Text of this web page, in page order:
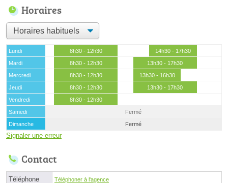
Horaires
Lundi 8h30 - 12h30
14h30 - 17h30
Mardi
8h30 - 12h30
13h30 - 17h30
Mercredi
8h30 - 12h30
13h30 - 16h30
Jeudi
8h30 - 12h30
13h30 - 17h30
Vendredi
8h30 - 12h30
Samedi
Fermé
Dimanche
Fermé
Signaler une erreur
Contact
Téléphone Téléphoner à l'agence